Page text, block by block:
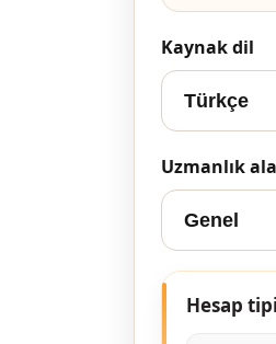
Kaynak dil
Uzmanlık
Hesap